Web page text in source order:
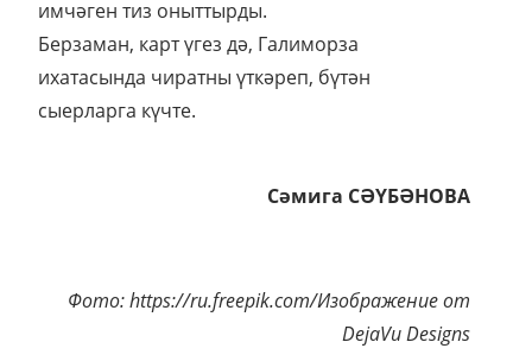
имчәген тиз оныттырды.
Берзаман, карт үгез дә, Галиморза
ихатасында чиратны үткәреп, бүтән
сыерларга күчте.
Сәмига СӘҮБӘНОВА
Фото: https://ru.freepik.com/Изображение от
DejaVu Designs